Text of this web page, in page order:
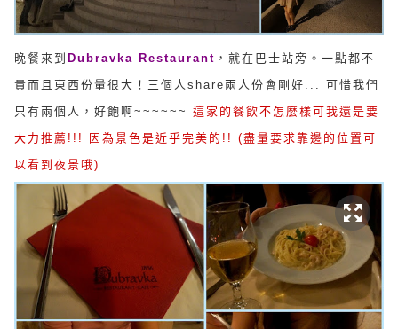
晚餐來到 Dubravka Restaurant ，就在巴士站旁。一點都不
貴而且東西份量很大！三個人share兩人份會剛好... 可惜我們
只有兩個人，好飽啊~~~~~~ 這家的餐飲不怎麼樣可我還是要
大力推薦!!! 因為景色是近乎完美的!! (盡量要求靠邊的位置可
以看到夜景哦)